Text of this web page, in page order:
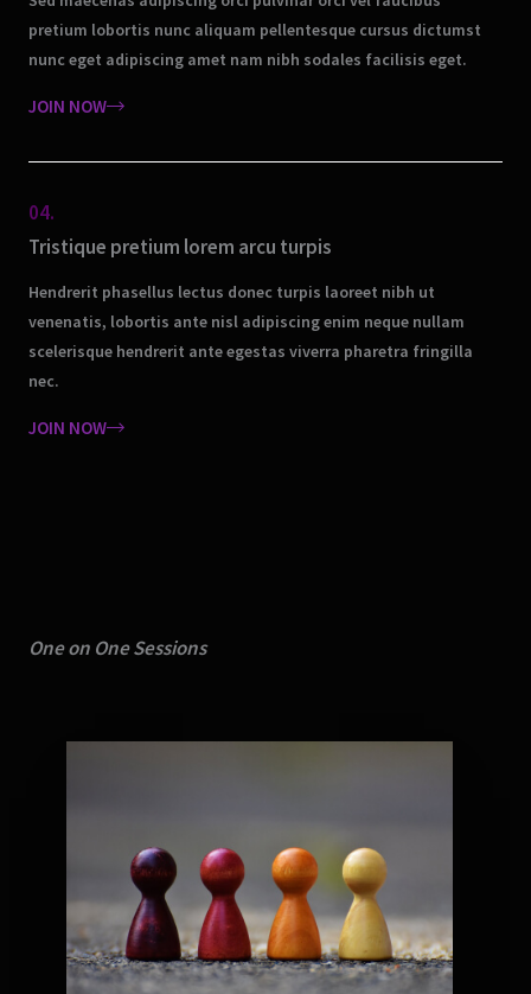
pretium lobortis nunc aliquam pellentesque cursus dictumst
nunc eget adipiscing amet nam nibh sodales facilisis eget.
JOIN NOW
04.
Tristique pretium lorem arcu turpis
Hendrerit phasellus lectus donec turpis laoreet nibh ut
venenatis, lobortis ante nisl adipiscing enim neque nullam
scelerisque hendrerit ante egestas viverra pharetra fringilla
nec.
JOIN NOW
One on One Sessions